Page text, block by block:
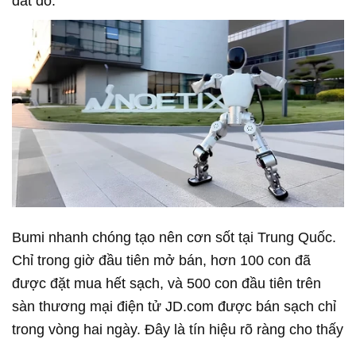
Bumi nhanh chóng tạo nên cơn sốt tại Trung Quốc.
Chỉ trong giờ đầu tiên mở bán, hơn 100 con đã
được đặt mua hết sạch, và 500 con đầu tiên trên
sàn thương mại điện tử JD.com được bán sạch chỉ
trong vòng hai ngày. Đây là tín hiệu rõ ràng cho thấy